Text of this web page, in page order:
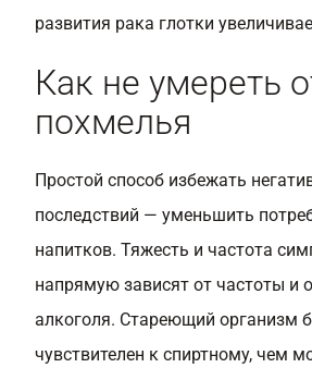
развития рака глотки
Как не умереть
похмелья
Простой способ избежать
последствий — уменьшить
напитков. Тяжесть и частота
напрямую зависят от частоты и
алкоголя. Стареющий организм
чувствителен к спиртному, чем